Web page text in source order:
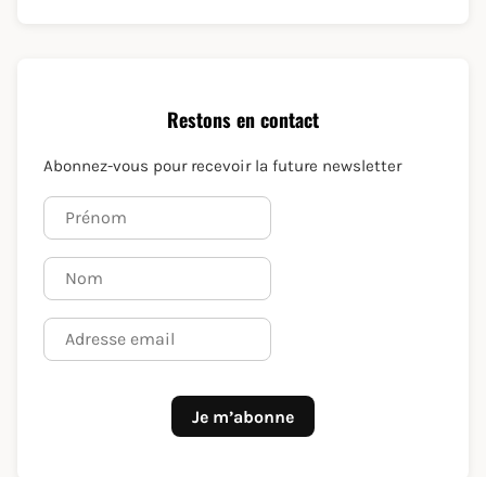
Restons en contact
Abonnez-vous pour recevoir la future newsletter
Je m’abonne